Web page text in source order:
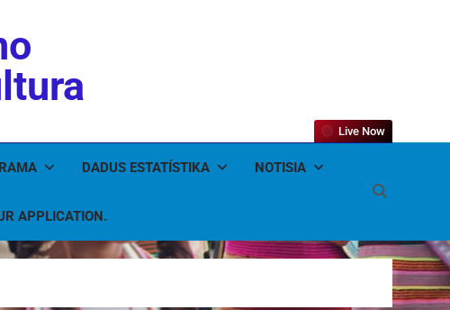
DADUS ESTATÍSTIKA NOTISIA
APPLICATION.
Live Now